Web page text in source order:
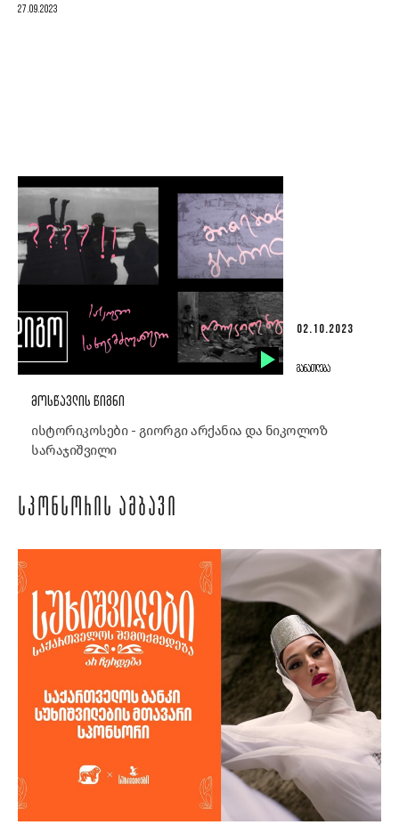
27.09.2023
02.10.2023
ᲒᲐᲜᲐᲗᲚᲔᲑᲐ
ᲛᲝᲡᲬᲐᲕᲚᲘᲡ ᲬᲘᲒᲜᲘ
ისტორიკოსები - გიორგი არქანია და ნიკოლოზ
სარაჯიშვილი
ᲡᲞᲝᲜᲡᲝᲠᲘᲡ ᲐᲛᲑᲐᲕᲘ